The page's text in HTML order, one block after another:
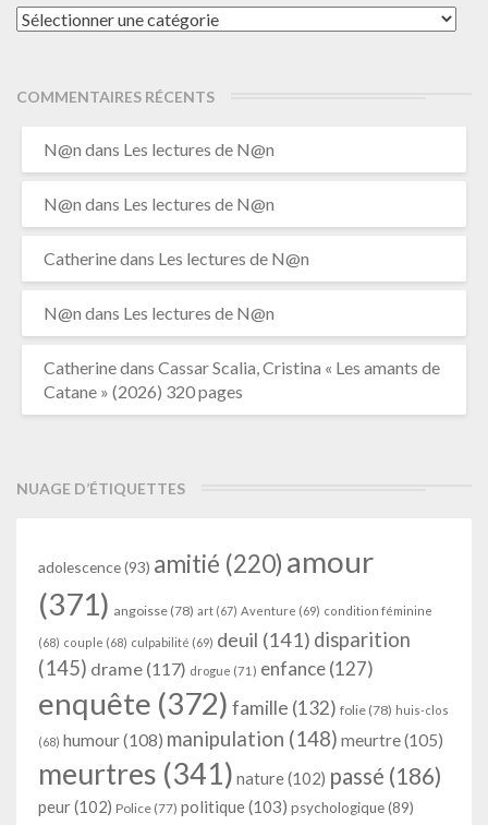
Catégories
COMMENTAIRES RÉCENTS
N@n dans Les lectures de N@n
N@n dans Les lectures de N@n
Catherinedans Les lectures de N@n
N@n dans Les lectures de N@n
Catherinedans Cassar Scalia, Cristina « Les amants de
Catane » (2026) 320 pages
NUAGE D’ÉTIQUETTES
adolescence(93) amitié (220) amour
(371) angoisse (78) art (67) Aventure (69) condition féminine
(68) couple (68) culpabilité (69) deuil (141) disparition
(145) drame (117) drogue (71) enfance(127)
enquête (372) famille (132) folie (78) huis-clos
(68) humour(108) manipulation (148) meurtre(105)
meurtres (341) nature(102) passé (186)
peur(102) Police (77) politique(103) psychologique(89)